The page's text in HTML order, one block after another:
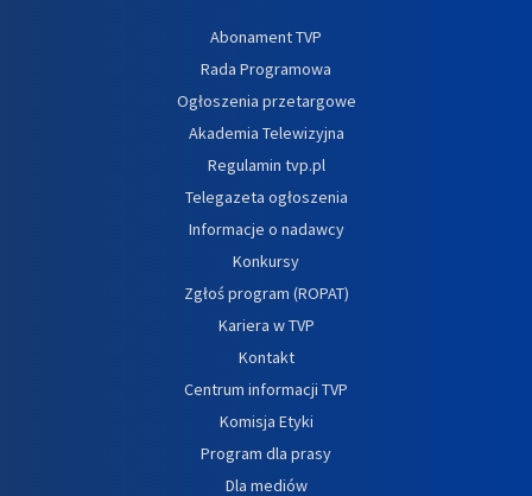
Abonament TVP
Rada Programowa
Ogłoszenia przetargowe
Akademia Telewizyjna
Regulamin tvp.pl
Telegazeta ogłoszenia
Informacje o nadawcy
Konkursy
Zgłoś program (ROPAT)
Kariera w TVP
Kontakt
Centrum informacji TVP
Komisja Etyki
Program dla prasy
Dla mediów